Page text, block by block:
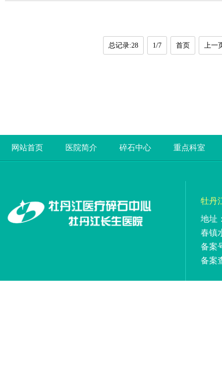
总记录:28 1/7 首页 上一
网站首页 医院简介 碎石中心 重点科室
牡丹
地址
春镇
备案
备案